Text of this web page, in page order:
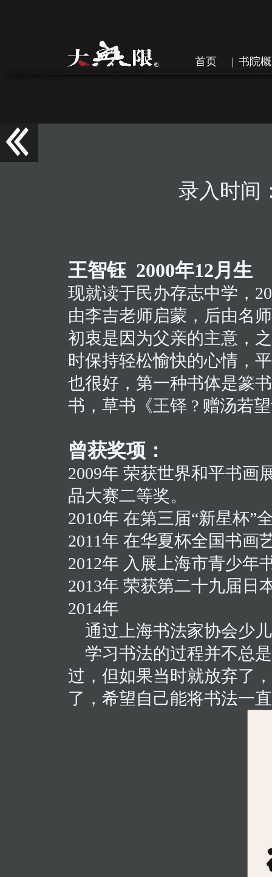
首页 书院
录入时间
王智钰 2000年12月生
现就读于民办存志中学，
由李吉老师启蒙，后由名
初衷是因为父亲的主意，
时保持轻松愉快的心情，
也很好，第一种书体是篆
书，草书《王铎 ? 赠汤若
曾获奖项：
2009年 荣获世界和平书画
品大赛二等奖。
2010年 在第三届“新星杯”
2011年 在华夏杯全国书画
2012年 入展上海市青少年
2013年 荣获第二十九届日
2014年
通过上海书法家协会少
学习书法的过程并不总
过，但如果当时就放弃了
了，希望自己能将书法一